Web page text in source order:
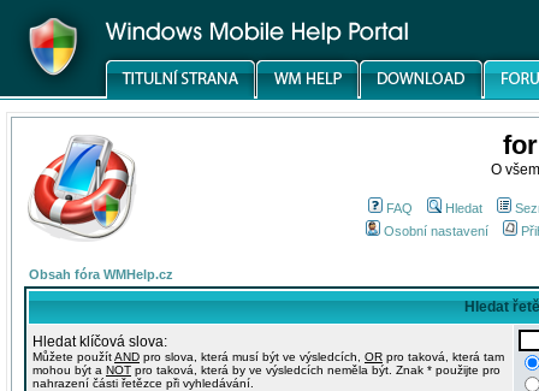
O
FAQ Hledat
Osobní nastavení
Obsah fóra WMHelp.cz
Hledat
Hledat klíčová slova:
Můžete použítAND pro slova, která musí být ve výsledcích, OR pro taková, která tam
mohou být a NOT pro taková, která by ve výsledcích neměla být. Znak * použijte pro
nahrazení části řetězce při vyhledávání.